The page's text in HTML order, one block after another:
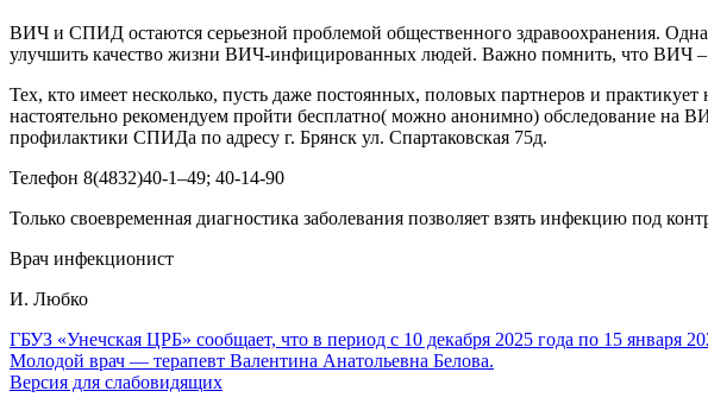
ВИЧ и СПИД остаются серьезной проблемой общественного здравоохранения.
улучшить качество жизни ВИЧ-инфицированных людей. Важно помнить, что ВИЧ –
Тех, кто имеет несколько, пусть даже постоянных, половых партнеров и
настоятельно рекомендуем пройти бесплатно( можно анонимно) обследование
профилактики СПИДа по адресу г. Брянск ул. Спартаковская 75д.
Телефон 8(4832)40-1–49; 40-14-90
Только своевременная диагностика заболевания позволяет взять инфекцию под
Врач инфекционист
И. Любко
ГБУЗ «Унечская ЦРБ» сообщает, что в период с 10 декабря 2025 года по 15 января
Молодой врач — терaпевт Валентина Анатольевна Белова.
Версия для слабовидящих